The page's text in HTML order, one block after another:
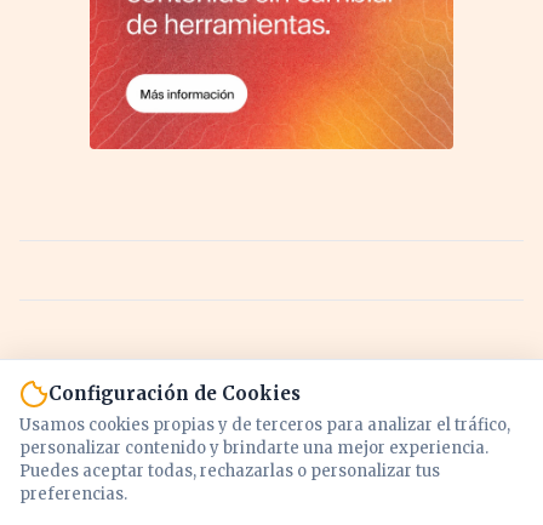
Configuración de Cookies
Usamos cookies propias y de terceros para analizar el tráfico,
personalizar contenido y brindarte una mejor experiencia.
Puedes aceptar todas, rechazarlas o personalizar tus
preferencias.